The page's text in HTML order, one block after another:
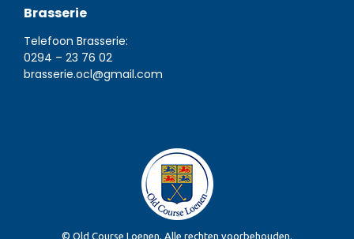
Brasserie
Telefoon Brasserie:
0294 – 23 76 02
brasserie.ocl@gmail.com
© Old Course Loenen. Alle rechten voorbehouden.